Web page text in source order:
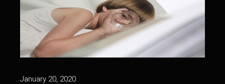
January 20, 2020